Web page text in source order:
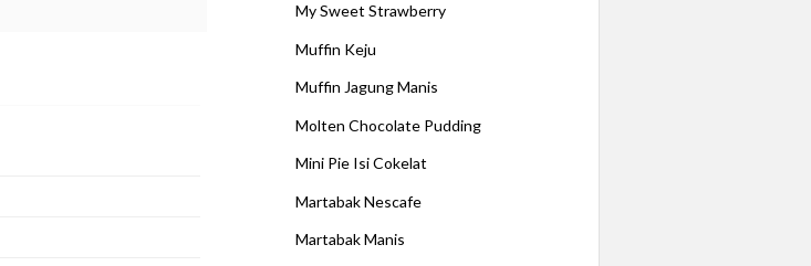
My Sweet Strawberry
Muffin Keju
Muffin Jagung Manis
Molten Chocolate Pudding
Mini Pie Isi Cokelat
Martabak Nescafe
Martabak Manis